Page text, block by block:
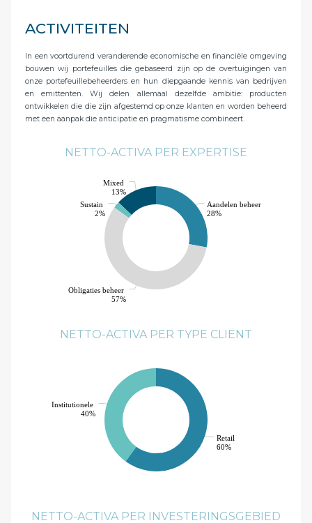
ACTIVITEITEN
In een voortdurend veranderende economische en financiële omgeving
bouwen wij portefeuilles die gebaseerd zijn op de overtuigingen van
onze portefeuillebeheerders en hun diepgaande kennis van bedrijven
en emittenten. Wij delen allemaal dezelfde ambitie: producten
ontwikkelen die die zijn afgestemd op onze klanten en worden beheerd
met een aanpak die anticipatie en pragmatisme combineert.
NETTO-ACTIVA PER EXPERTISE
Aandelen beheer
28%
Obligaties beheer
57%
Sustain
2%
Mixed
13%
NETTO-ACTIVA PER TYPE CLIËNT
Retail
60%
Institutionele
40%
NETTO-ACTIVA PER INVESTERINGSGEBIED